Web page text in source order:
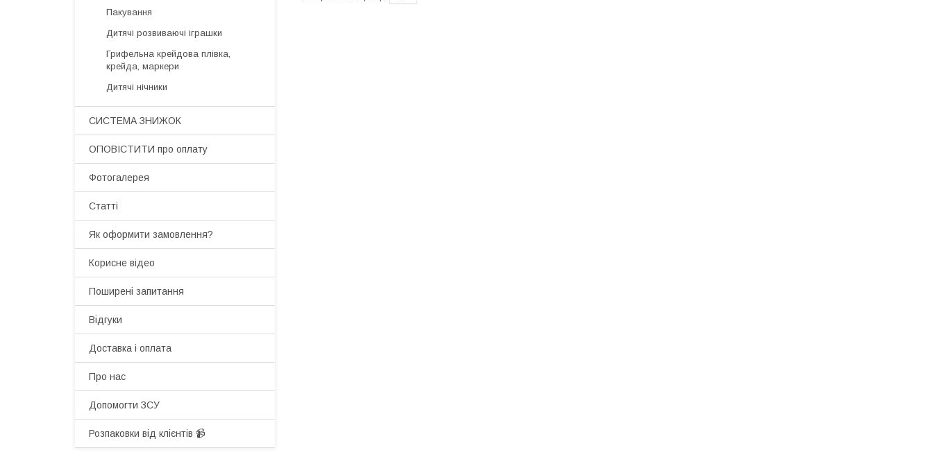
Пакування
Дитячі розвиваючі іграшки
Грифельна крейдова плівка,
крейда, маркери
Дитячі нічники
СИСТЕМА ЗНИЖОК
ОПОВІСТИТИ про оплату
Фотогалерея
Статті
Як оформити замовлення?
Корисне відео
Поширені запитання
Відгуки
Доставка і оплата
Про нас
Допомогти ЗСУ
Розпаковки від клієнтів 📹